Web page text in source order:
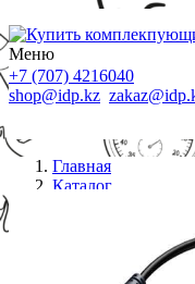
Меню
+7 (707) 4216040
shop@idp.kz
Главная
Каталог